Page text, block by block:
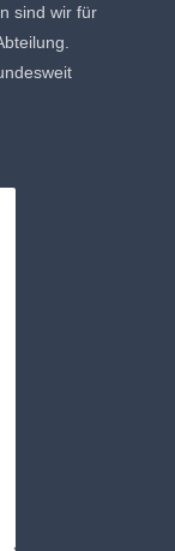
sind wir für